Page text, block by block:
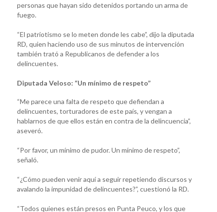
personas que hayan sido detenidos portando un arma de
fuego.
“El patriotismo se lo meten donde les cabe”, dijo la diputada
RD, quien haciendo uso de sus minutos de intervención
también trató a Republicanos de defender a los
delincuentes.
Diputada Veloso: “Un mínimo de respeto”
“Me parece una falta de respeto que defiendan a
delincuentes, torturadores de este país, y vengan a
hablarnos de que ellos están en contra de la delincuencia”,
aseveró.
“Por favor, un mínimo de pudor. Un mínimo de respeto”,
señaló.
“¿Cómo pueden venir aquí a seguir repetiendo discursos y
avalando la impunidad de delincuentes?”, cuestionó la RD.
“Todos quienes están presos en Punta Peuco, y los que